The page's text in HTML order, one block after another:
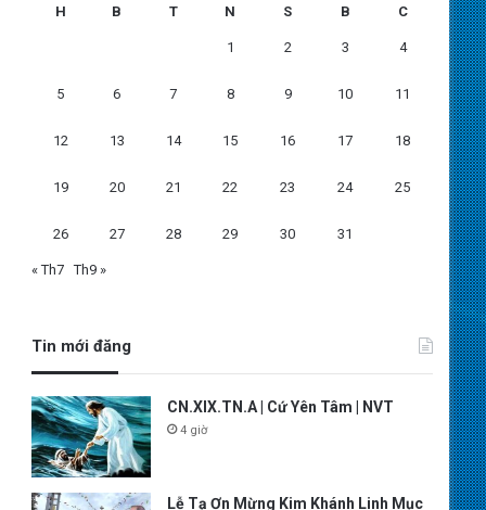
H B T N S B C
1 2 3 4
5 6 7 8 9 10 11
12 13 14 15 16 17 18
19 20 21 22 23 24 25
26 27 28 29 30 31
« Th7 Th9 »
Tin mới đăng
CN.XIX.TN.A | Cứ Yên Tâm | NVT
4 giờ
Lễ Tạ Ơn Mừng Kim Khánh Linh Mục